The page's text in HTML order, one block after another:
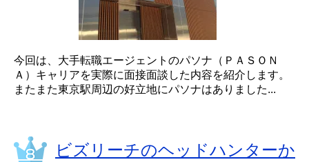
今回は、大手転職エージェントのパソナ（ＰＡＳＯＮ
Ａ）キャリアを実際に面接面談した内容を紹介します。
またまた東京駅周辺の好立地にパソナはありました...
ビズリーチのヘッドハンターか